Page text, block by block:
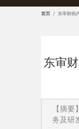
首页 /东审财税
东审
【摘
务及研